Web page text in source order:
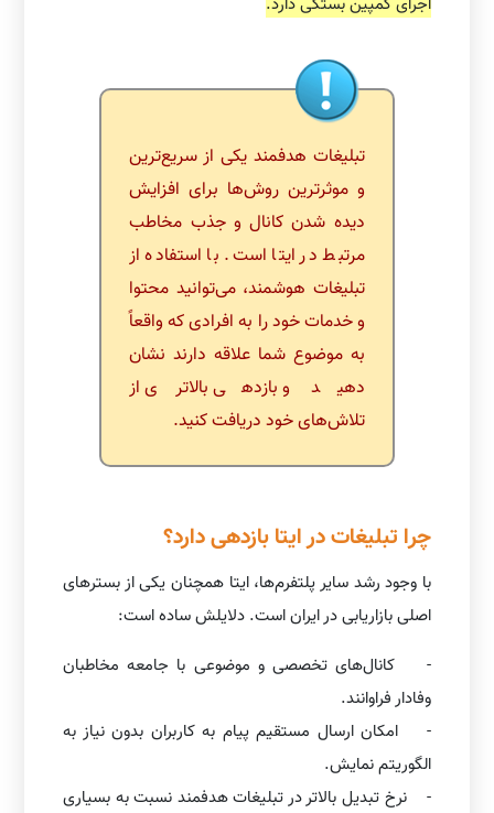
تبلیغات هدفمند یکی از سریع‌ترین
و موثرترین روش‌ها برای افزایش
دیده شدن کانال و جذب مخاطب
مرتبط در ایتا است. با استفاده از
تبلیغات هوشمند، می‌توانید محتوا
و خدمات خود را به افرادی که واقعاً
به موضوع شما علاقه دارند نشان
دهید و بازدهی بالاتری از
تلاش‌های خود دریافت کنید.
چرا تبلیغات در ایتا بازدهی دارد؟
با وجود رشد سایر پلتفرم‌ها، ایتا همچنان یکی از بسترهای
اصلی بازاریابی در ایران است. دلایلش ساده است:
- کانال‌های تخصصی و موضوعی با جامعه مخاطبان
وفادار فراوانند.
- امکان ارسال مستقیم پیام به کاربران بدون نیاز به
الگوریتم نمایش.
- نرخ تبدیل بالاتر در تبلیغات هدفمند نسبت به بسیاری